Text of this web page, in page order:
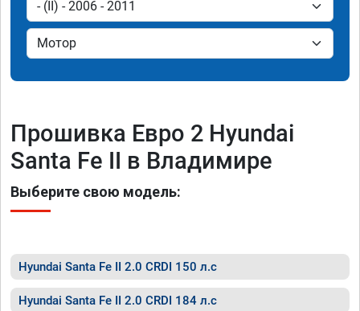
Прошивка Евро 2 Hyundai
Santa Fe II в Владимире
Выберите свою модель:
Hyundai Santa Fe II 2.0 CRDI 150 л.с
Hyundai Santa Fe II 2.0 CRDI 184 л.с